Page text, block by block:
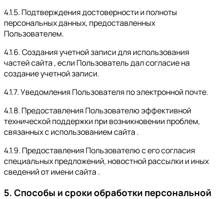
4.1.5. Подтверждения достоверности и полноты
персональных данных, предоставленных
Пользователем.
4.1.6. Создания учетной записи для использования
частей сайта , если Пользователь дал согласие на
создание учетной записи.
4.1.7. Уведомления Пользователя по электронной почте.
4.1.8. Предоставления Пользователю эффективной
технической поддержки при возникновении проблем,
связанных с использованием сайта .
4.1.9. Предоставления Пользователю с его согласия
специальных предложений, новостной рассылки и иных
сведений от имени сайта .
5. Способы и сроки обработки персональной